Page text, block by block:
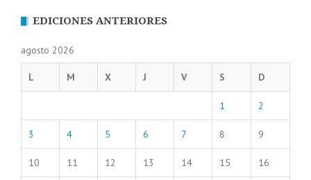
EDICIONES ANTERIORES
agosto 2026
L M X J V S D
1 2
3 4 5 6 7 8 9
10 11 12 13 14 15 16